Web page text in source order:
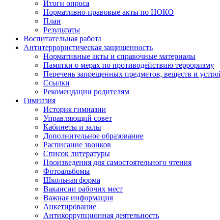
Итоги опроса
Нормативно-правовые акты по НОКО
План
Результаты
Воспитательная работа
Антитеррористическая защищенность
Нормативные акты и справочные материалы
Памятки о мерах по противодействию терроризму
Перечень запрещенных предметов, веществ и
Ссылки
Рекомендации родителям
Гимназия
История гимназии
Управляющий совет
Кабинеты и залы
Дополнительное образование
Расписание звонков
Список литературы
Произведения для самостоятельного чтения
Фотоальбомы
Школьная форма
Вакансии рабочих мест
Важная информация
Анкетирование
Антикоррупционная деятельность